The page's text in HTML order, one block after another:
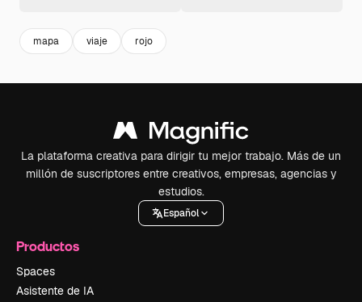
mapa viaje rojo
La plataforma creativa para dirigir tu mejor trabajo. Más de un
millón de suscriptores entre creativos, empresas, agencias y
estudios.
Español
Productos
Spaces
Asistente de IA